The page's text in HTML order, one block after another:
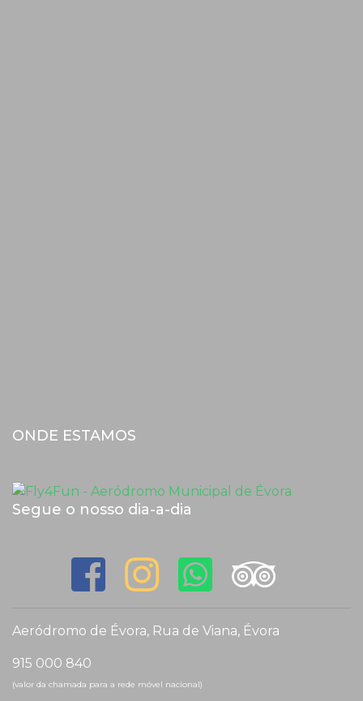
ONDE ESTAMOS
Segue o nosso dia-a-dia
Aeródromo de Évora, Rua de Viana, Évora
915 000 840
(valor da chamada para a rede móvel nacional)